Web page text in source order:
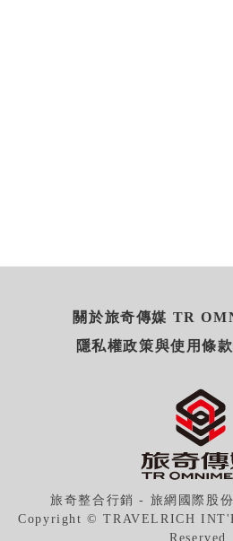
關於旅奇傳媒 TR
隱私權政策與使用條款
旅奇整合行銷 - 旅網國際股
Copyright © TRAVELRICH
Reserved.